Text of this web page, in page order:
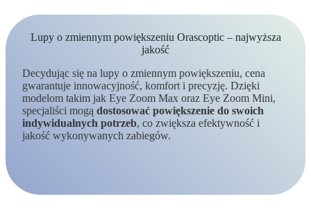
Lupy o zmiennym powiększeniu Orascoptic – najwyższa
jakość
Decydując się na lupy o zmiennym powiększeniu, cena
gwarantuje innowacyjność, komfort i precyzję. Dzięki
modelom takim jak Eye Zoom Max oraz Eye Zoom Mini,
specjaliści mogą dostosować powiększenie do swoich
indywidualnych potrzeb, co zwiększa efektywność i
jakość wykonywanych zabiegów.